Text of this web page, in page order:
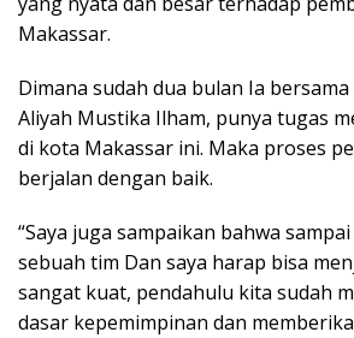
Makassar.
Dimana sudah dua bulan Ia
Aliyah Mustika Ilham, punya tugas
di kota Makassar ini. Maka proses
berjalan dengan baik.
“Saya juga sampaikan bahwa
sebuah tim Dan saya harap bisa
sangat kuat, pendahulu kita sudah
dasar kepemimpinan dan